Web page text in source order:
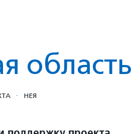
область
· НЕЯ